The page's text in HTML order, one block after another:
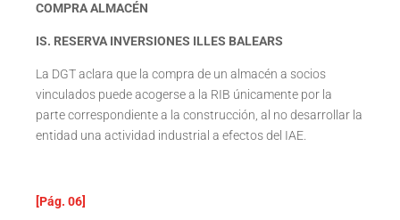
COMPRA ALMACÉN
IS. RESERVA INVERSIONES ILLES BALEARS
La DGT aclara que la compra de un almacén a socios
vinculados puede acogerse a la RIB únicamente por la
parte correspondiente a la construcción, al no desarrollar la
entidad una actividad industrial a efectos del IAE.
[Pág. 06]